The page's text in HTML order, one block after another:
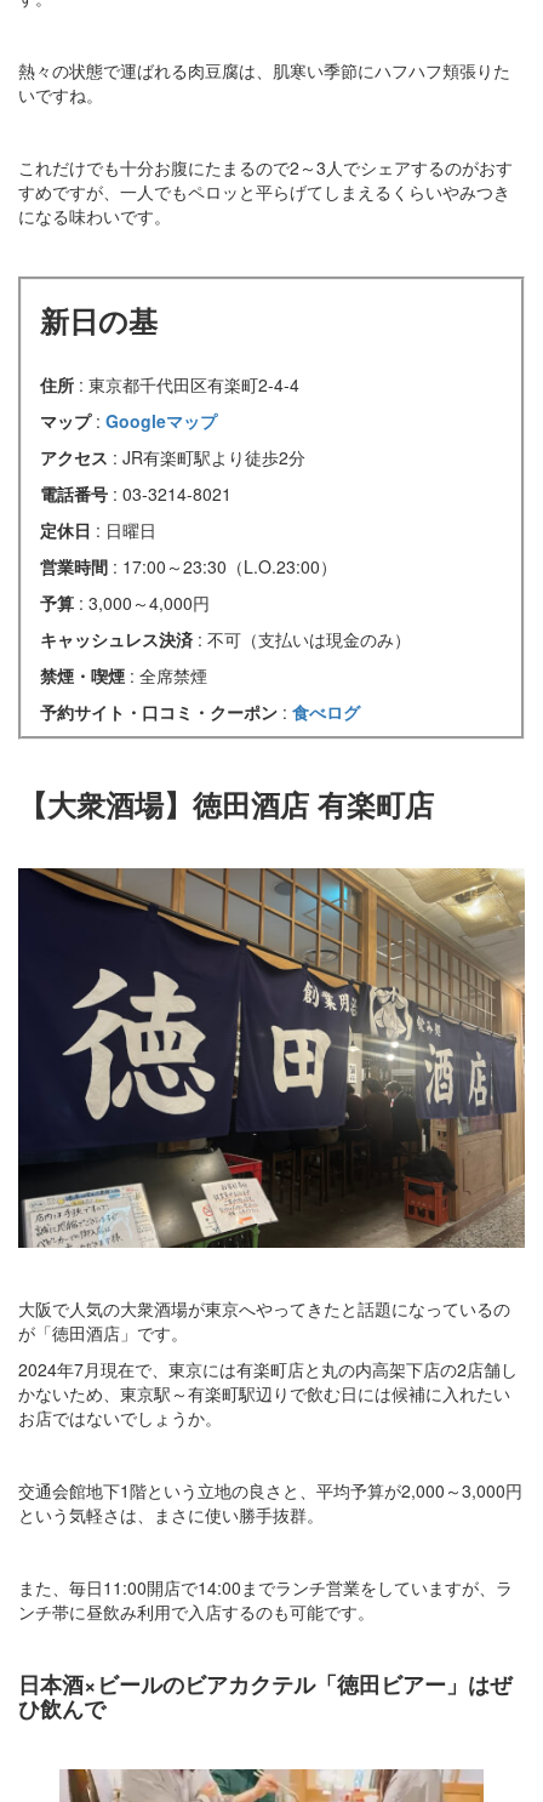
熱々の状態で運ばれる肉豆腐は、肌寒い季節にハフハフ頬張りた
いですね。
これだけでも十分お腹にたまるので2～3人でシェアするのがおす
すめですが、一人でもペロッと平らげてしまえるくらいやみつき
になる味わいです。
新日の基
住所 : 東京都千代田区有楽町2-4-4
マップ : Googleマップ
アクセス : JR有楽町駅より徒歩2分
電話番号 : 03-3214-8021
定休日 : 日曜日
営業時間 : 17:00～23:30（L.O.23:00）
予算 : 3,000～4,000円
キャッシュレス決済 : 不可（支払いは現金のみ）
禁煙・喫煙 : 全席禁煙
予約サイト・口コミ・クーポン : 食べログ
【大衆酒場】徳田酒店 有楽町店
大阪で人気の大衆酒場が東京へやってきたと話題になっているの
が「徳田酒店」です。
2024年7月現在で、東京には有楽町店と丸の内高架下店の2店舗し
かないため、東京駅～有楽町駅辺りで飲む日には候補に入れたい
お店ではないでしょうか。
交通会館地下1階という立地の良さと、平均予算が2,000～3,000円
という気軽さは、まさに使い勝手抜群。
また、毎日11:00開店で14:00までランチ営業をしていますが、ラ
ンチ帯に昼飲み利用で入店するのも可能です。
日本酒×ビールのビアカクテル「徳田ビアー」はぜ
ひ飲んで